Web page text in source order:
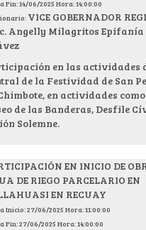
Fin: 14/06/2025 Hora: 14:00:00
VICE GOBERNADOR
Angelly Milagritos Epifanía
en las actividades
de la Festividad de San
en actividades
de las Banderas, Desfile
Solemne.
EN INICIO DE
DE RIEGO PARCELARIO EN
EN RECUAY
Inicio: 27/06/2025 Hora: 11:00:00
Fin: 27/06/2025 Hora: 14:00:00